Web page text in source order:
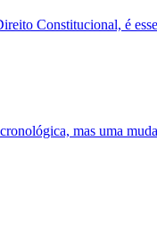
Constitucional, é
mas uma